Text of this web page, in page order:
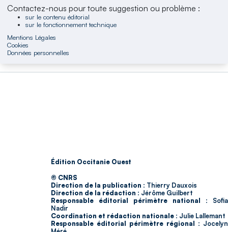
Contactez-nous pour toute suggestion ou problème :
sur le contenu éditorial
sur le fonctionnement technique
Mentions Légales
Cookies
Données personnelles
Édition Occitanie Ouest
© CNRS
Direction de la publication : Thierry Dauxois
Direction de la rédaction : Jérôme Guilbert
Responsable éditorial périmètre national : Sofia
Nadir
Coordination et rédaction nationale : Julie Lallemant
Responsable éditorial périmètre régional : Jocelyn